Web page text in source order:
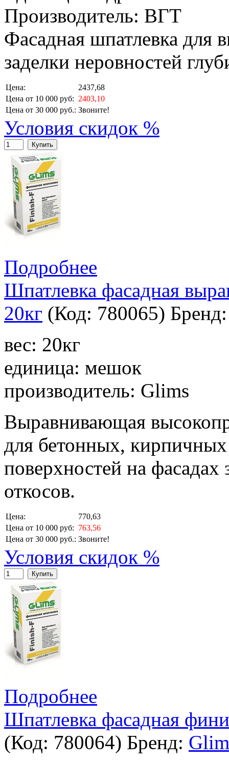
Производитель: ВГТ
Фасадная шпатлевка для
заделки неровностей
Цена:
2437,68
Цена от 10 000 руб: 2403,10
Цена от 30 000 руб.: Звоните!
Условия скидок %
Купить
Подробнее
Шпатлевка фасадная
20кг (Код: 780065)
вес: 20кг
единица: мешок
производитель: Glims
Выравнивающая
для бетонных,
поверхностей на
откосов.
Цена:
770,63
Цена от 10 000 руб: 763,56
Цена от 30 000 руб.: Звоните!
Условия скидок %
Купить
Подробнее
Шпатлевка фасадная
(Код: 780064) Бренд: